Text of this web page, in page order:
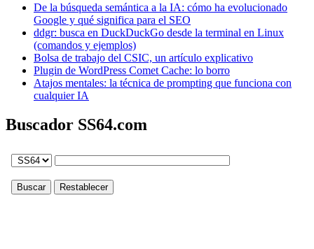
De la búsqueda semántica a la IA: cómo ha evolucionado
Google y qué significa para el SEO
ddgr: busca en DuckDuckGo desde la terminal en Linux
(comandos y ejemplos)
Bolsa de trabajo del CSIC, un artículo explicativo
Plugin de WordPress Comet Cache: lo borro
Atajos mentales: la técnica de prompting que funciona con
cualquier IA
Buscador SS64.com